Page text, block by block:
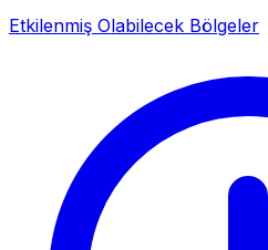
Etkilenmiş Olabilecek Bölgeler